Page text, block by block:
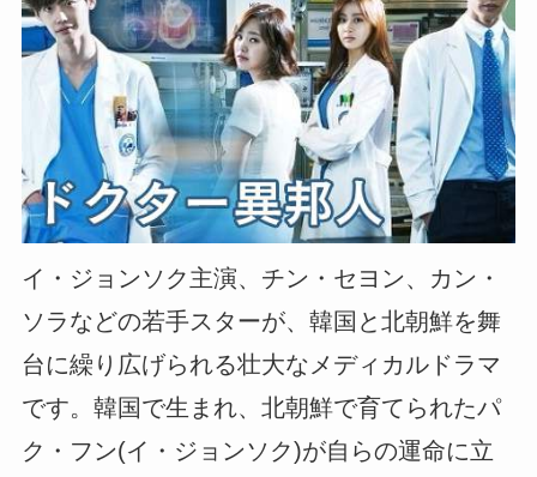
イ・ジョンソク主演、チン・セヨン、カン・
ソラなどの若手スターが、韓国と北朝鮮を舞
台に繰り広げられる壮大なメディカルドラマ
です。韓国で生まれ、北朝鮮で育てられたパ
ク・フン(イ・ジョンソク)が自らの運命に立